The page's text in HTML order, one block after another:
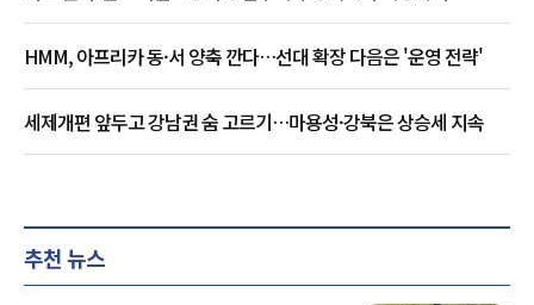
HMM, 아프리카 동·서 양축 깐다…선대 확장 다음은 '운영 전략'
세제개편 앞두고 강남권 숨 고르기…마용성·강북은 상승세 지속
추천 뉴스